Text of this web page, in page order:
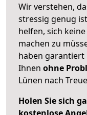
Wir verstehen,
stressig genug
helfen, sich
machen zu
haben garantiert
Ihnen ohne
Lünen nach
Holen Sie sich